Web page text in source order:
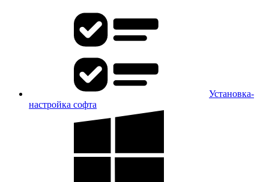
Установка-
настройка софта